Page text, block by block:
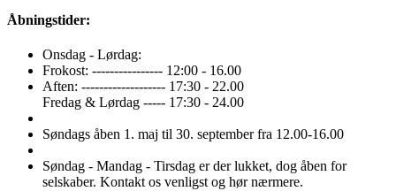
Åbningstider:
Onsdag - Lørdag:
Frokost: ---------------- 12:00 - 16.00
Aften: ------------------- 17:30 - 22.00
Fredag & Lørdag ----- 17:30 - 24.00
Søndags åben 1. maj til 30. september fra 12.00-16.00
Søndag - Mandag - Tirsdag er der lukket, dog åben for
selskaber. Kontakt os venligst og hør nærmere.